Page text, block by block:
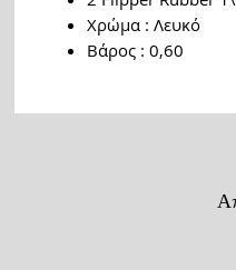
Χρώμα : Λευκό
Βάρος : 0,60